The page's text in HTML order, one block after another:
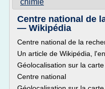
chimie
Centre national de
— Wikipédia
Centre national de la
Un article de Wikipédia,
Géolocalisation sur la
Centre national